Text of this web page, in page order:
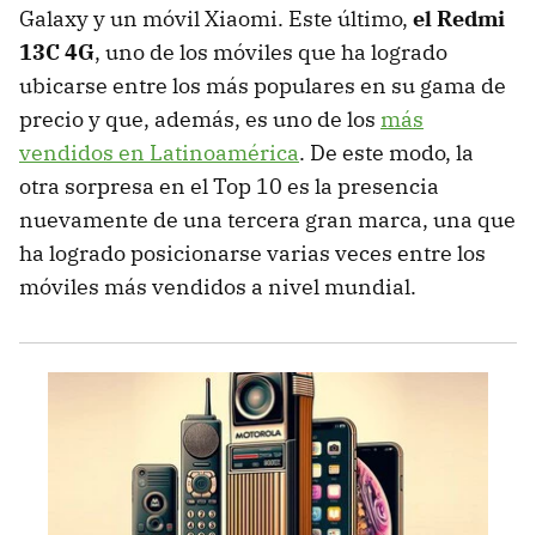
Galaxy y un móvil Xiaomi. Este último, el Redmi
13C 4G, uno de los móviles que ha logrado
ubicarse entre los más populares en su gama de
precio y que, además, es uno de los más
vendidos en Latinoamérica. De este modo, la
otra sorpresa en el Top 10 es la presencia
nuevamente de una tercera gran marca, una que
ha logrado posicionarse varias veces entre los
móviles más vendidos a nivel mundial.